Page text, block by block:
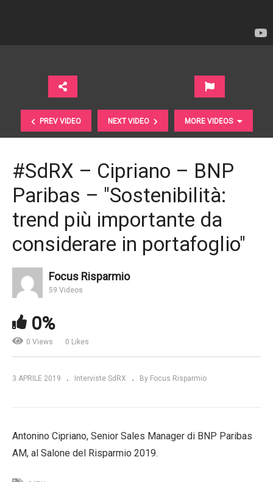
PREV VIDEO NEXT VIDEO MORE VIDEOS
#SdRX – Lusardi – Edufin – "Stiamo colmando il
divario con gli altri Paesi"
#SdRX – Cipriano – BNP
Paribas – "Sostenibilità:
trend più importante da
considerare in portafoglio"
Focus Risparmio
59 Videos
0%
0 Views 0 Likes
3 APRILE 2019 Interviste SdRX By Focus Risparmio
Antonino Cipriano, Senior Sales Manager di BNP Paribas
AM, al Salone del Risparmio 2019.